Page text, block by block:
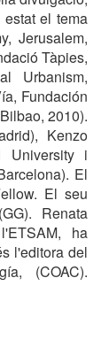
el tema
Jerusalem,
Tàpies,
Urbanism,
Fundación
2010).
Kenzo
University i
El
El seu
Renata
ha
l'editora del
(COAC).